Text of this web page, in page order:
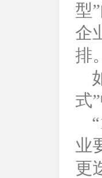
型
企
排
式
业
更